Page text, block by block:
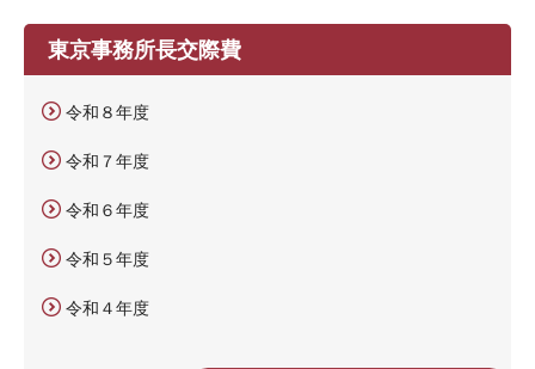
東京事務所長交際費
令和８年度
令和７年度
令和６年度
令和５年度
令和４年度